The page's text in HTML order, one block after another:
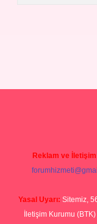
Reklam ve
Yasal Uyarı: Sitemiz,
İletişim Kurumu